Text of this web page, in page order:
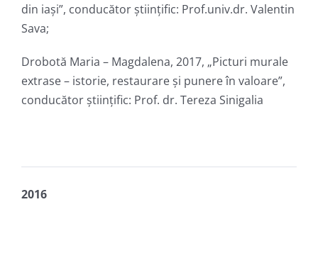
din iași”, conducător ştiinţific: Prof.univ.dr. Valentin
Sava;
Drobotă Maria – Magdalena, 2017, „Picturi murale
extrase – istorie, restaurare și punere în valoare”,
conducător ştiinţific: Prof. dr. Tereza Sinigalia
2016